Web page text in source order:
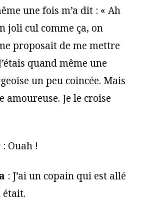
une fois m’a dit : « Ah
joli cul comme ça, on
proposait de me mettre
quand même une
un peu coincée. Mais
amoureuse. Je le croise
: Ouah !
: J’ai un copain qui est allé